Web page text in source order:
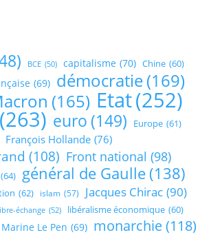
BCE (50) capitalisme (70) Chine (60)
(69) démocratie(169)
(165) Etat(252)
(263) euro (149) Europe (61)
François Hollande (76)
(108) Front national (98)
(64) général de Gaulle (138)
(62) islam (57) Jacques Chirac (90)
échange (52) libéralisme économique (60)
Marine Le Pen (69) monarchie(118)